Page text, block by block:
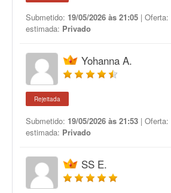
Submetido: 19/05/2026 às 21:05 | Oferta:
estimada: Privado
Yohanna A.
Rejeitada
Submetido: 19/05/2026 às 21:53 | Oferta:
estimada: Privado
SS E.